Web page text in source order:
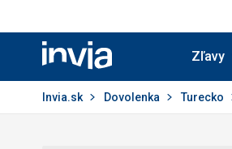
Invia.sk
Zľavy
Invia.sk Dovolenka Turecko